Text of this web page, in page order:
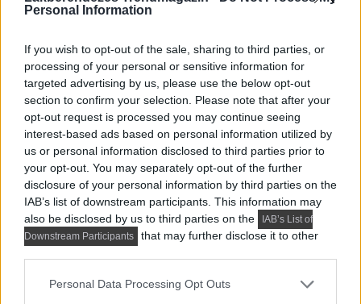
Personal Information
If you wish to opt-out of the sale, sharing to third parties, or
processing of your personal or sensitive information for
targeted advertising by us, please use the below opt-out
section to confirm your selection. Please note that after your
opt-out request is processed you may continue seeing
interest-based ads based on personal information utilized by
us or personal information disclosed to third parties prior to
your opt-out. You may separately opt-out of the further
disclosure of your personal information by third parties on the
IAB’s list of downstream participants. This information may
also be disclosed by us to third parties on the
IAB’s List of
Downstream Participants
that may further disclose it to other
Please note that this website/app uses one or more Google
Personal Data Processing Opt Outs
VIDEÓK, MÉDIATÁR
Modern skandináv családi ház – házbejárás |
Építészet és Design
Ezúttal a ZROBIM Architects építésziroda egyik
leglátványosabb projektje kerül reflektorfénybe, a
házbejárás...